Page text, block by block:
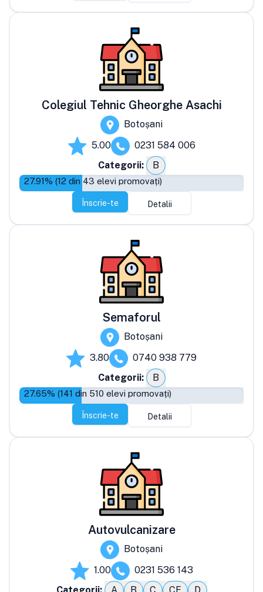
Colegiul Tehnic Gheorghe Asachi
Botoșani
5.00
0231 584 006
Categorii:
B
27.91% (12 din 43 elevi promovați)
Înscrie-te Detalii
Semaforul
Botoșani
3.80
0740 938 779
Categorii:
B
27.65% (141 din 510 elevi promovați)
Înscrie-te Detalii
Autovulcanizare
Botoșani
1.00
0231 536 143